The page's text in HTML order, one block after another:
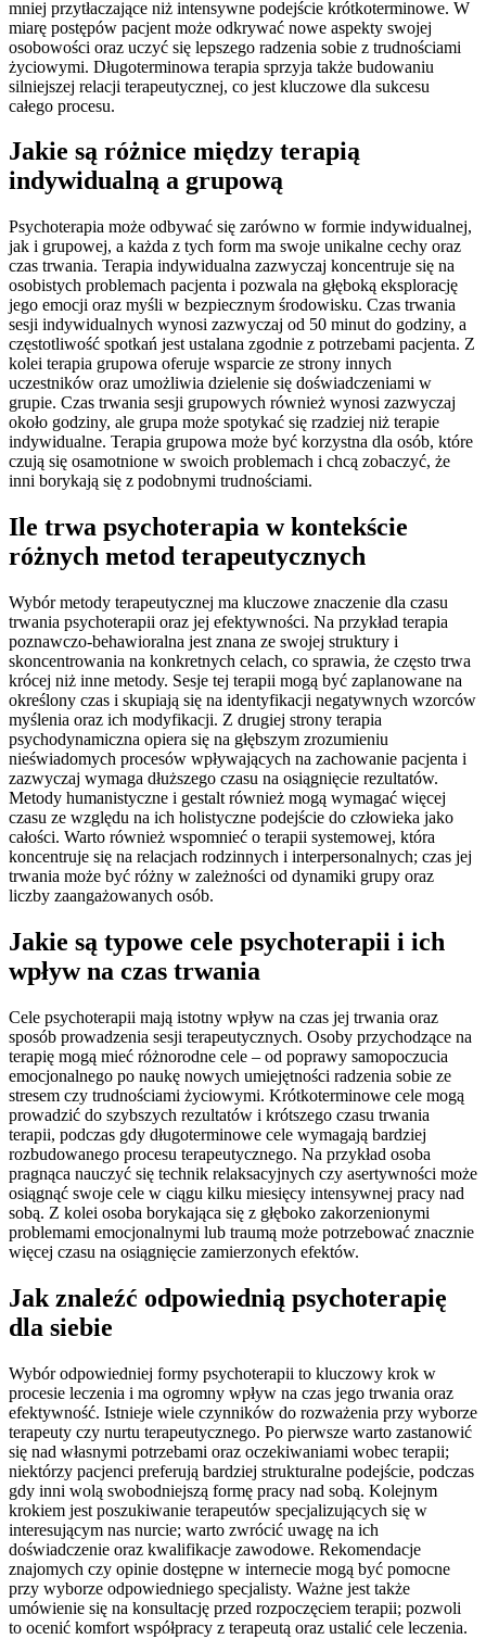
mniej przytłaczające niż intensywne podejście krótkoterminowe. W
miarę postępów pacjent może odkrywać nowe aspekty swojej
osobowości oraz uczyć się lepszego radzenia sobie z trudnościami
życiowymi. Długoterminowa terapia sprzyja także budowaniu
silniejszej relacji terapeutycznej, co jest kluczowe dla sukcesu
całego procesu.
Jakie są różnice między terapią
indywidualną a grupową
Psychoterapia może odbywać się zarówno w formie indywidualnej,
jak i grupowej, a każda z tych form ma swoje unikalne cechy oraz
czas trwania. Terapia indywidualna zazwyczaj koncentruje się na
osobistych problemach pacjenta i pozwala na głęboką eksplorację
jego emocji oraz myśli w bezpiecznym środowisku. Czas trwania
sesji indywidualnych wynosi zazwyczaj od 50 minut do godziny, a
częstotliwość spotkań jest ustalana zgodnie z potrzebami pacjenta. Z
kolei terapia grupowa oferuje wsparcie ze strony innych
uczestników oraz umożliwia dzielenie się doświadczeniami w
grupie. Czas trwania sesji grupowych również wynosi zazwyczaj
około godziny, ale grupa może spotykać się rzadziej niż terapie
indywidualne. Terapia grupowa może być korzystna dla osób, które
czują się osamotnione w swoich problemach i chcą zobaczyć, że
inni borykają się z podobnymi trudnościami.
Ile trwa psychoterapia w kontekście
różnych metod terapeutycznych
Wybór metody terapeutycznej ma kluczowe znaczenie dla czasu
trwania psychoterapii oraz jej efektywności. Na przykład terapia
poznawczo-behawioralna jest znana ze swojej struktury i
skoncentrowania na konkretnych celach, co sprawia, że często trwa
krócej niż inne metody. Sesje tej terapii mogą być zaplanowane na
określony czas i skupiają się na identyfikacji negatywnych wzorców
myślenia oraz ich modyfikacji. Z drugiej strony terapia
psychodynamiczna opiera się na głębszym zrozumieniu
nieświadomych procesów wpływających na zachowanie pacjenta i
zazwyczaj wymaga dłuższego czasu na osiągnięcie rezultatów.
Metody humanistyczne i gestalt również mogą wymagać więcej
czasu ze względu na ich holistyczne podejście do człowieka jako
całości. Warto również wspomnieć o terapii systemowej, która
koncentruje się na relacjach rodzinnych i interpersonalnych; czas jej
trwania może być różny w zależności od dynamiki grupy oraz
liczby zaangażowanych osób.
Jakie są typowe cele psychoterapii i ich
wpływ na czas trwania
Cele psychoterapii mają istotny wpływ na czas jej trwania oraz
sposób prowadzenia sesji terapeutycznych. Osoby przychodzące na
terapię mogą mieć różnorodne cele – od poprawy samopoczucia
emocjonalnego po naukę nowych umiejętności radzenia sobie ze
stresem czy trudnościami życiowymi. Krótkoterminowe cele mogą
prowadzić do szybszych rezultatów i krótszego czasu trwania
terapii, podczas gdy długoterminowe cele wymagają bardziej
rozbudowanego procesu terapeutycznego. Na przykład osoba
pragnąca nauczyć się technik relaksacyjnych czy asertywności może
osiągnąć swoje cele w ciągu kilku miesięcy intensywnej pracy nad
sobą. Z kolei osoba borykająca się z głęboko zakorzenionymi
problemami emocjonalnymi lub traumą może potrzebować znacznie
więcej czasu na osiągnięcie zamierzonych efektów.
Jak znaleźć odpowiednią psychoterapię
dla siebie
Wybór odpowiedniej formy psychoterapii to kluczowy krok w
procesie leczenia i ma ogromny wpływ na czas jego trwania oraz
efektywność. Istnieje wiele czynników do rozważenia przy wyborze
terapeuty czy nurtu terapeutycznego. Po pierwsze warto zastanowić
się nad własnymi potrzebami oraz oczekiwaniami wobec terapii;
niektórzy pacjenci preferują bardziej strukturalne podejście, podczas
gdy inni wolą swobodniejszą formę pracy nad sobą. Kolejnym
krokiem jest poszukiwanie terapeutów specjalizujących się w
interesującym nas nurcie; warto zwrócić uwagę na ich
doświadczenie oraz kwalifikacje zawodowe. Rekomendacje
znajomych czy opinie dostępne w internecie mogą być pomocne
przy wyborze odpowiedniego specjalisty. Ważne jest także
umówienie się na konsultację przed rozpoczęciem terapii; pozwoli
to ocenić komfort współpracy z terapeutą oraz ustalić cele leczenia.